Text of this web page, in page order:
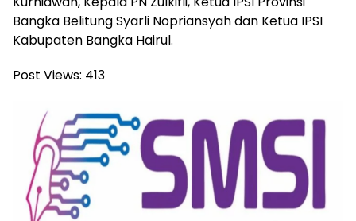
Bangka Belitung Syarli Nopriansyah dan Ketua IPSI
Kabupaten Bangka Hairul.
Post Views: 413